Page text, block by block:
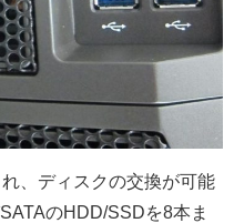
、ディスクの交換が可能
のHDD/SSDを8本ま